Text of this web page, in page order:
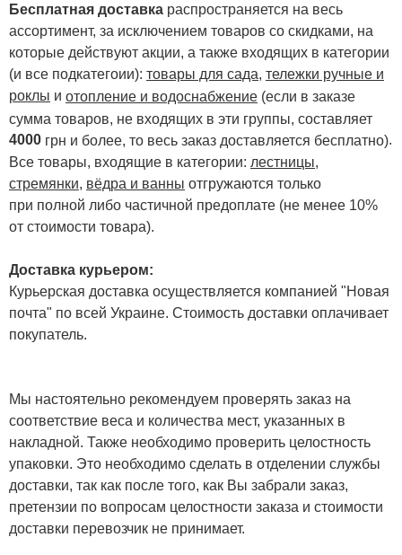
Бесплатная доставка распространяется на весь
ассортимент, за исключением товаров со скидками, на
которые действуют акции, а также входящих в категории
(и все подкатегоии): товары для сада, тележки ручные и
роклы и отопление и водоснабжение (если в заказе
сумма товаров, не входящих в эти группы, составляет
4000 грн и более, то весь заказ доставляется бесплатно).
Все товары, входящие в категории: лестницы,
стремянки, вёдра и ванны отгружаются только
при полной либо частичной предоплате (не менее 10%
от стоимости товара).
Доставка курьером:
Курьерская доставка осуществляется компанией "Новая
почта" по всей Украине. Стоимость доставки оплачивает
покупатель.
Мы настоятельно рекомендуем проверять заказ на
соответствие веса и количества мест, указанных в
накладной. Также необходимо проверить целостность
упаковки. Это необходимо сделать в отделении службы
доставки, так как после того, как Вы забрали заказ,
претензии по вопросам целостности заказа и стоимости
доставки перевозчик не принимает.